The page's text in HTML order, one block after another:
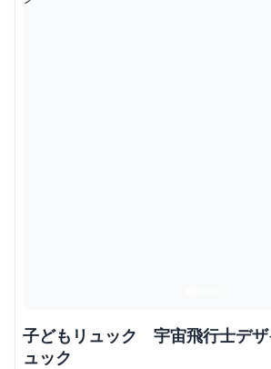
子どもリュック 宇宙飛行士デザ
ュック